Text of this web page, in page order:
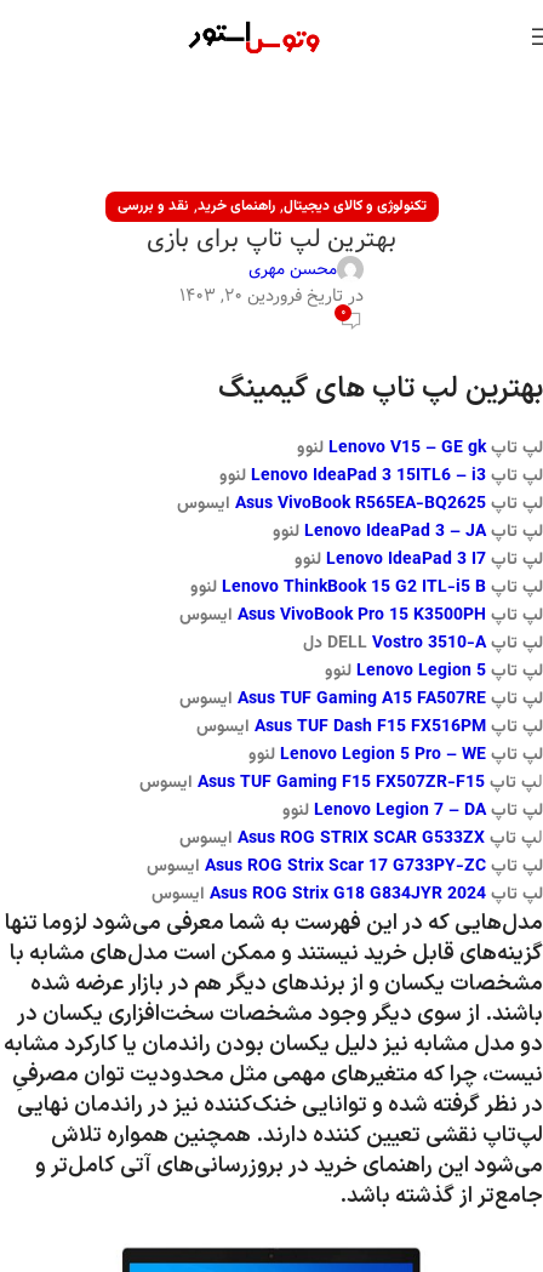
تکنولوژی و کالای دیجیتال,راهنمای خرید, نقد و بررسی
بهترین لپ تاپ برای بازی
محسن مهری
در تاریخ فروردین ۲۰, ۱۴۰۳
0
بهترین لپ تاپ های گیمینگ
لپ تاپLenovo V15 – GE gkلنوو
لپ تاپLenovo IdeaPad 3 15ITL6 – i3لنوو
لپ تاپAsus VivoBook R565EA-BQ2625 ایسوس
لپ تاپLenovo IdeaPad 3 – JA
لنوو
لپ تاپLenovo IdeaPad 3 I7لنوو
لپ تاپLenovo ThinkBook 15 G2 ITL-i5 Bلنوو
لپ تاپ Asus VivoBook Pro 15 K3500PH ایسوس
لپ تاپ DELLVostro 3510-A
دل
لپ تاپLenovo Legion 5لنوو
لپ تاپAsus TUF Gaming A15 FA507RE ایسوس
لپ تاپAsus TUF Dash F15 FX516PM ایسوس
لپ تاپLenovo Legion 5 Pro – WEلنوو
لپ تاپAsus TUF Gaming F15 FX507ZR-F15 ایسوس
لپ تاپLenovo Legion 7 – DAلنوو
لپ تاپAsus ROG STRIX SCAR G533ZX ایسوس
لپ تاپAsus ROG Strix Scar 17 G733PY-ZC ایسوس
لپ تاپAsus ROG Strix G18 G834JYR 2024 ایسوس
مدل‌هایی که در این فهرست به شما معرفی می‌شود لزوما تنها
گزینه‌های قابل خرید نیستند و ممکن است مدل‌های مشابه با
مشخصات یکسان و از برندهای دیگر هم در بازار عرضه شده
باشند. از سوی دیگر وجود مشخصات سخت‌افزاری یکسان در
دو مدل مشابه نیز دلیل یکسان بودن راندمان یا کارکرد مشابه
نیست، چرا که متغیرهای مهمی مثل محدودیت توان مصرفیِ
در نظر گرفته شده و توانایی خنک‌کننده نیز در راندمان نهایی
لپ‌تاپ نقشی تعیین کننده دارند. همچنین همواره تلاش
می‌شود این راهنمای خرید در بروزرسانی‌های آتی کامل‌تر و
جامع‌تر از گذشته باشد.